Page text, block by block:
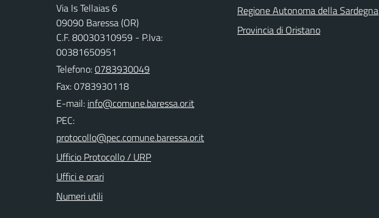
Via Is Tellaias 6
09090 Baressa (OR)
C.F. 80030310959 - P.Iva:
00381650951
Telefono:0783930049
Fax: 0783930118
E-mail:
PEC:
Ufficio Protocollo / URP
Uffici e orari
Numeri utili
Regione Autonoma della Sardegna
Provincia di Oristano